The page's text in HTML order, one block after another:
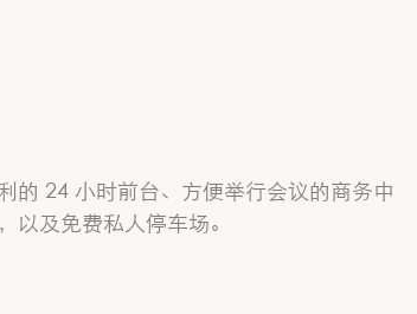
的 24 小时前台、方便举行会议的商务中
以及免费私人停车场。